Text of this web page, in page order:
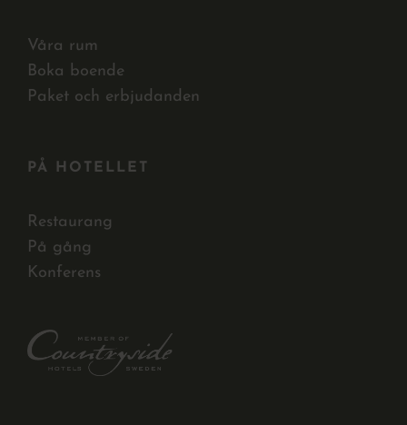
Våra rum
Boka boende
Paket och erbjudanden
PÅ HOTELLET
Restaurang
På gång
Konferens